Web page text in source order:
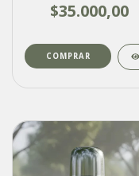
$35.000,00
COMPRAR